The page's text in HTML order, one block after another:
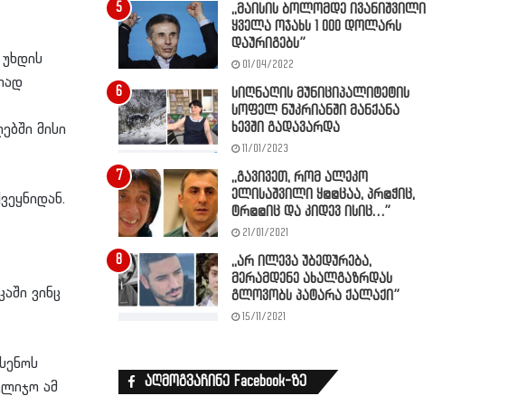
მისი
ვინც
ამ
,,მაისის ბოლომდე ივანიშვილი
ყველა ოჯახს 1 000 დოლარს
დაურიგებს”
01/04/2022
სიღნაღის მუნიციპალიტეტის
სოფელ ნუკრიანში მანქანა
ხევში გადავარდა
11/01/2023
,,გავივეთ, რომ ალეკო
ელისაშვილი ყ@@ცაა, პრ@ჭიც,
ტრ@@იც და კიდევ ისიც…”
21/01/2021
,,არ ილევა უბედურება,
მერამდენე ახალგაზრდას
გლოვობს პატარა ქალაქი”
15/11/2021
აღმოგვაჩინე Facebook-ზე